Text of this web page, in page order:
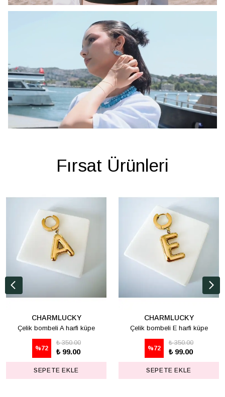
Fırsat Ürünleri
CHARMLUCKY
Çelik bombeli A harfi küpe
%72
₺ 350.00
₺ 99.00
SEPETE EKLE
CHARMLUCKY
Çelik bombeli E harfi küpe
%72
₺ 350.00
₺ 99.00
SEPETE EKLE